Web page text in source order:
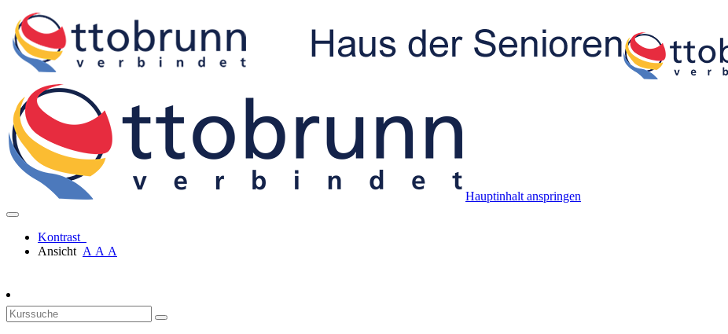
Hauptinhalt anspringen
Kontrast
Ansicht A A A